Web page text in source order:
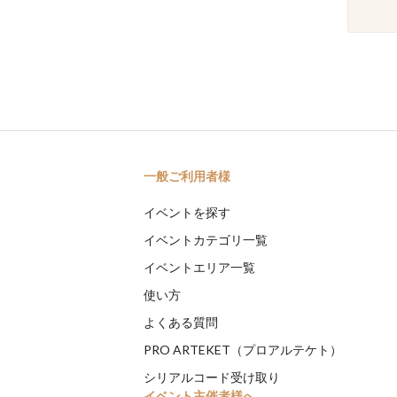
一般ご利用者様
イベントを探す
イベントカテゴリ一覧
イベントエリア一覧
使い方
よくある質問
PRO ARTEKET（プロアルテケト）
シリアルコード受け取り